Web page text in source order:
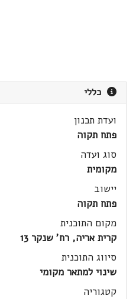
כללי
ועדת תכנון
פתח תקוה
סוג ועדה
מקומית
יישוב
פתח תקוה
מקום התוכנית
קרית אריה, רח' שנקר 13
סיווג התוכנית
שינוי למתאר מקומי
קטגוריה